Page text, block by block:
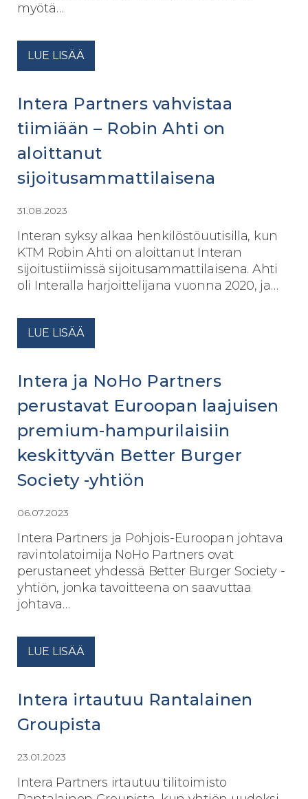
myötä…
LUE LISÄÄ
Intera Partners vahvistaa
tiimiään – Robin Ahti on
aloittanut
sijoitusammattilaisena
31.08.2023
Interan syksy alkaa henkilöstöuutisilla, kun
KTM Robin Ahti on aloittanut Interan
sijoitustiimissä sijoitusammattilaisena. Ahti
oli Interalla harjoittelijana vuonna 2020, ja…
LUE LISÄÄ
Intera ja NoHo Partners
perustavat Euroopan laajuisen
premium-hampurilaisiin
keskittyvän Better Burger
Society -yhtiön
06.07.2023
Intera Partners ja Pohjois-Euroopan johtava
ravintolatoimija NoHo Partners ovat
perustaneet yhdessä Better Burger Society -
yhtiön, jonka tavoitteena on saavuttaa
johtava…
LUE LISÄÄ
Intera irtautuu Rantalainen
Groupista
23.01.2023
Intera Partners irtautuu tilitoimisto